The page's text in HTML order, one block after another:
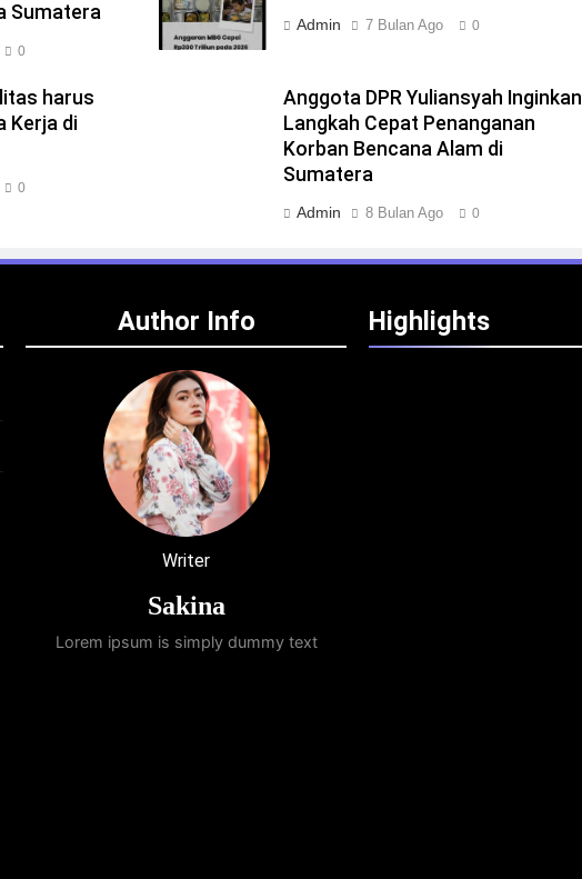
Sumatera
0
Admin 7 Bulan Ago 0
harus
Kerja di
0
Anggota DPR Yuliansyah Inginkan
Langkah Cepat Penanganan
Korban Bencana Alam di
Sumatera
Admin 8 Bulan Ago 0
Author Info
Writer
Sakina
Lorem ipsum is simply dummy text
Highlights